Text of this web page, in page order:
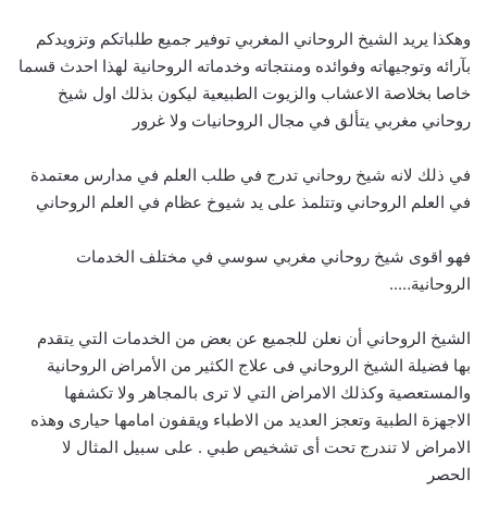
وهكذا يريد الشيخ الروحاني المغربي توفير جميع طلباتكم وتزويدكم
بآرائه وتوجيهاته وفوائده ومنتجاته وخدماته الروحانية لهذا احدث قسما
خاصا بخلاصة الاعشاب والزيوت الطبيعية ليكون بذلك اول شيخ
روحاني مغربي يتألق في مجال الروحانيات ولا غرور
في ذلك لانه شيخ روحاني تدرج في طلب العلم في مدارس معتمدة
في العلم الروحاني وتتلمذ على يد شيوخ عظام في العلم الروحاني
فهو اقوى شيخ روحاني مغربي سوسي في مختلف الخدمات
الروحانية…..
الشيخ الروحاني أن نعلن للجميع عن بعض من الخدمات التي يتقدم
بها فضيلة الشيخ الروحاني فى علاج الكثير من الأمراض الروحانية
والمستعصية وكذلك الامراض التي لا ترى بالمجاهر ولا تكشفها
الاجهزة الطبية وتعجز العديد من الاطباء ويقفون امامها حيارى وهذه
الامراض لا تندرج تحت أى تشخيص طبي . على سبيل المثال لا
الحصر